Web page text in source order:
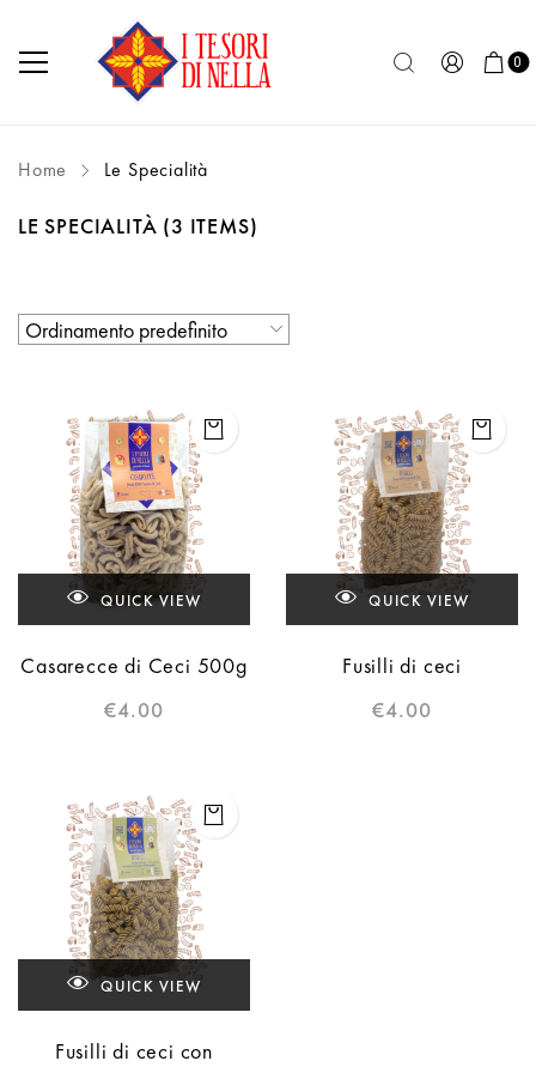
0
Home Le Specialità
LE SPECIALITÀ (3 ITEMS)
QUICK VIEW
Casarecce di Ceci 500g
€4.00
QUICK VIEW
Fusilli di ceci
€4.00
QUICK VIEW
Fusilli di ceci con